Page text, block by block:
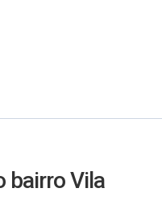
bairro Vila